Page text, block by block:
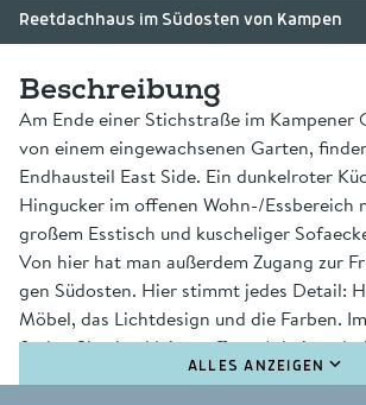
Reetdachhaus im Südosten von Kampen
Beschreibung
Am Ende einer Stichstraße im Kampener
von einem eingewachsenen Garten,
Endhausteil East Side. Ein dunkelroter
Hingucker im offenen Wohn-/Essbereich
großem Esstisch und kuscheliger
Von hier hat man außerdem Zugang zur
gen Südosten. Hier stimmt jedes Detail:
Möbel, das Lichtdesign und die Farben.
finden Sie eine kleine, offene
großes Doppelschlafzimmer mit
ALLES ANZEIGEN